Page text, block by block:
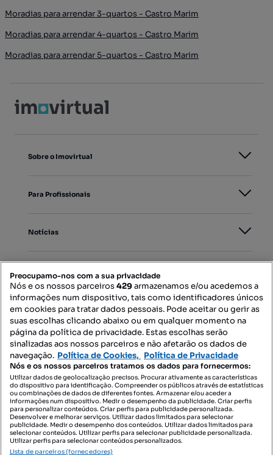
Moradias para arrendar 3-quartos - Castro Marim
Moradias para arrendar 4-quartos - Castro Marim
Moradias para arrendar 5-quartos - Castro Marim
Sobre o Imovirtual
Para Profissionais
Notícias
Mapa do Site
Contacte-nos
SIGA-NOS:
DESCARREGAR NA:
Preocupamo-nos com a sua privacidade
Nós e os nossos parceiros429armazenamos e/ou acedemos a
informações num dispositivo, tais como identificadores únicos
em cookies para tratar dados pessoais. Pode aceitar ou gerir as
suas escolhas clicando abaixo ou em qualquer momento na
página da política de privacidade. Estas escolhas serão
sinalizadas aos nossos parceiros e não afetarão os dados de
navegação. Política de Cookies, Política de Privacidade
Nós e os nossos parceiros tratamos os dados para fornecermos:
Utilizar dados de geolocalização precisos. Procurar ativamente as características
do dispositivo para identificação. Compreender os públicos através de estatísticas
ou combinações de dados de diferentes fontes. Armazenar e/ou aceder a
informações num dispositivo. Medir o desempenho da publicidade. Criar perfis
para personalizar conteúdos. Criar perfis para publicidade personalizada.
Desenvolver e melhorar serviços. Utilizar dados limitados para selecionar
publicidade. Medir o desempenho dos conteúdos. Utilizar dados limitados para
selecionar conteúdos. Utilizar perfis para selecionar publicidade personalizada.
Utilizar perfis para selecionar conteúdos personalizados.
Lista de parceiros (fornecedores)